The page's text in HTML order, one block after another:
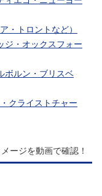
・トロントなど）
ジ・オックスフォー
ボルン・ブリスベ
クライストチャー
ージを動画で確認！